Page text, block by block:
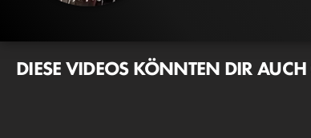
DIESE VIDEOS KÖNNTEN DIR AUCH